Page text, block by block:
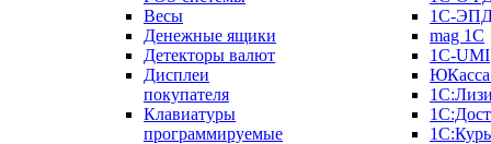
Весы
Денежные ящики
Детекторы валют
Дисплеи
покупателя
Клавиатуры
программируемые
1С-
mag 1C
1C-UMI